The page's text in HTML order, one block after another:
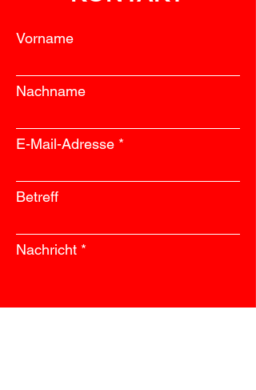
Vorname
Nachname
E-Mail-Adresse
Betreff
Nachricht